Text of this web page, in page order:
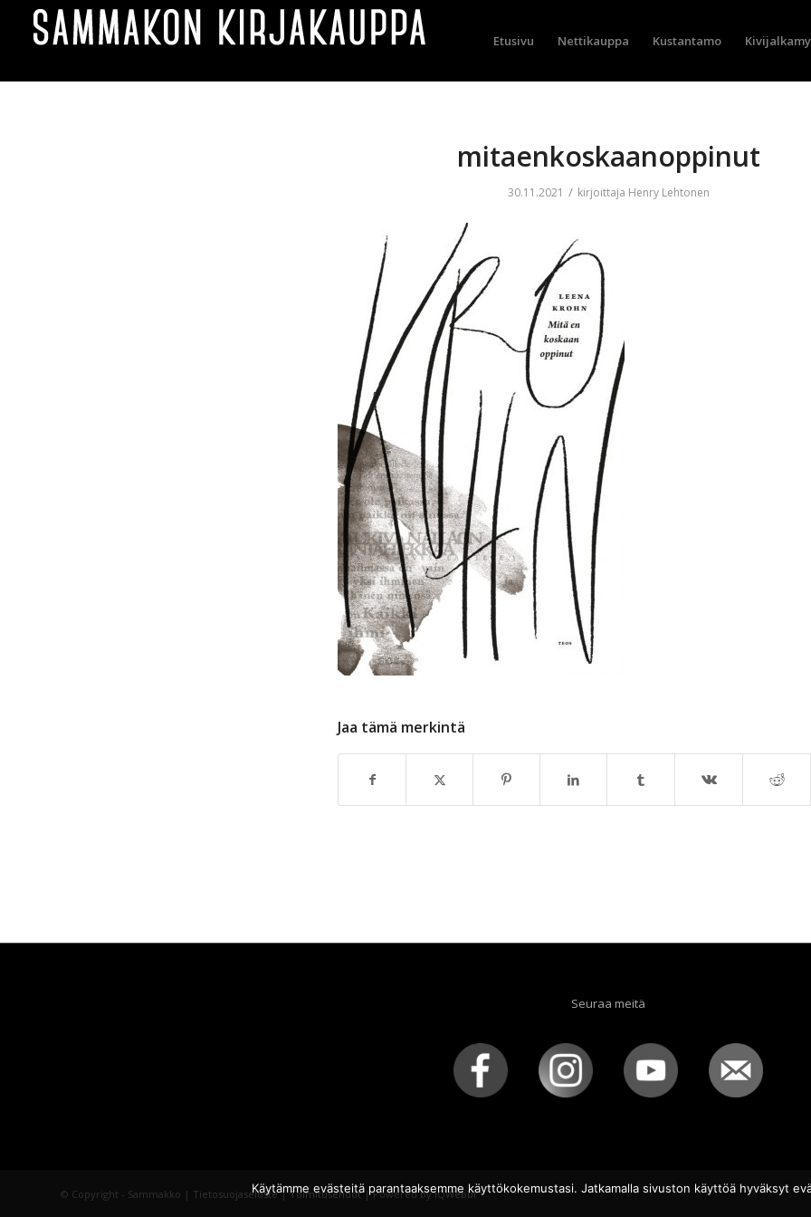
Etusivu Nettikauppa Kustantamo
mitaenkoskaanoppinut
30.11.2021 / kirjoittaja Henry Lehtonen
Jaa tämä merkintä
Seuraa meitä
© Copyright - Sammakko | Tietosuojaseloste|Toimitusehdot| Powered byiQWebbi
Käytämme evästeitä parantaaksemme käyttökokemustasi. Jatkamalla sivuston käyttöä hyväksyt